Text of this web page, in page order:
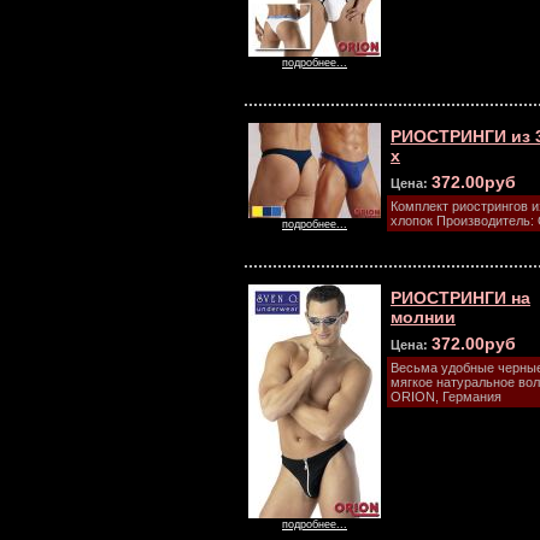
подробнее...
подробнее...
РИОСТРИНГИ из
х
Цена: 372.00руб
Комплект риострингов
хлопок
подробнее...
РИОСТРИНГИ на
молнии
Цена: 372.00руб
Весьма удобные
мягкое натуральное
ORION, Германия